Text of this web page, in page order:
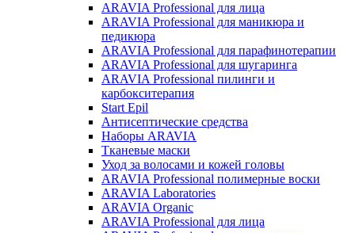
ARAVIA Professional для лица
ARAVIA Professional для маникюра и
педикюра
ARAVIA Professional для парафинотерапии
ARAVIA Professional для шугаринга
ARAVIA Professional пилинги и
карбокситерапия
Start Epil
Антисептические средства
Наборы ARAVIA
Тканевые маски
Уход за волосами и кожей головы
ARAVIA Professional полимерные воски
ARAVIA Laboratories
ARAVIA Organic
ARAVIA Professional для лица